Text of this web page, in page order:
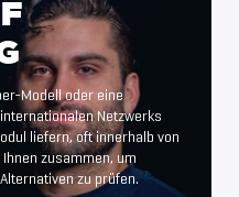
Modell oder eine
Netzwerks
liefern, oft innerhalb von
zusammen, um
zu prüfen.